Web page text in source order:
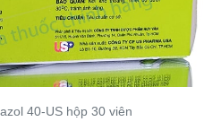
40-US hộp 30 viên